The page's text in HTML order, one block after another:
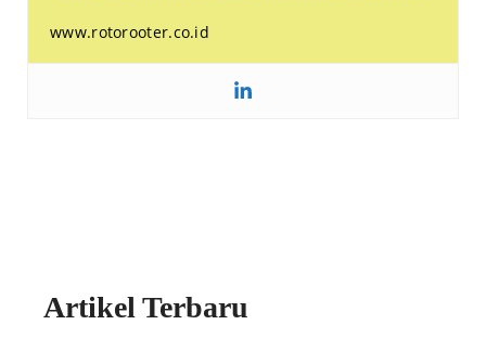
www.rotorooter.co.id
Artikel Terbaru